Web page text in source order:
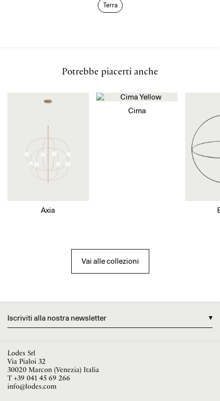
Terra
Potrebbe piacerti anche
Axia
Cima
Vai alle collezioni
Iscriviti alla nostra newsletter
Lodes Srl
Via Pialoi 32
30020 Marcon (Venezia) Italia
T +39 041 45 69 266
info@lodes.com